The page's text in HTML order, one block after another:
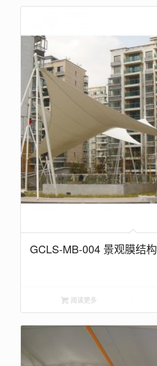
GCLS-MB-004 景观膜结构
阅读更多